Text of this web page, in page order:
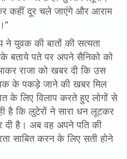
कहीं दूर चले जाएंगे और आराम
ने युवक की बातों की सत्यता
बताये पते पर अपने सैनिको को
राजा को खबर दी कि उस
के पकड़े जाने की खबर मिल
के लिए विलाप करते हुए लोगों से
है कि लुटेरों ने सारा धन लूटकर
दी है। अब वह अपने पति की
साबित करन के लिए सती होने